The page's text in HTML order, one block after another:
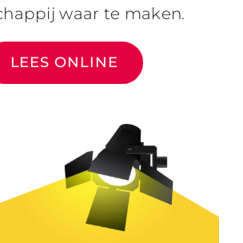
waar te maken.
LEES ONLINE